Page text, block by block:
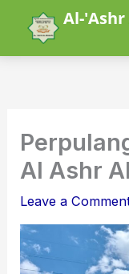
content
Al-
Al Ashr
Leave a